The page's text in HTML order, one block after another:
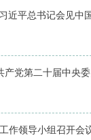
习近平总书记会见中
产党第二十届中央
作领导小组召开会